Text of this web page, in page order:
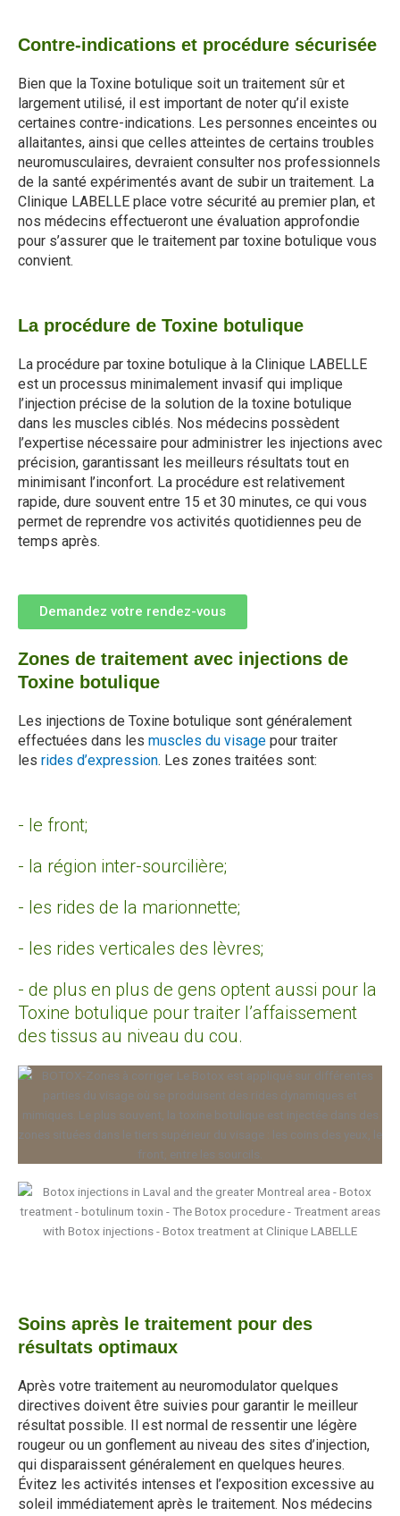
Contre-indications et procédure sécurisée
Bien que la Toxine botulique soit un traitement sûr et
largement utilisé, il est important de noter qu’il existe
certaines contre-indications. Les personnes enceintes ou
allaitantes, ainsi que celles atteintes de certains troubles
neuromusculaires, devraient consulter nos professionnels
de la santé expérimentés avant de subir un traitement. La
Clinique LABELLE place votre sécurité au premier plan, et
nos médecins effectueront une évaluation approfondie
pour s’assurer que le traitement par toxine botulique vous
convient.
La procédure de Toxine botulique
La procédure par toxine botulique à la Clinique LABELLE
est un processus minimalement invasif qui implique
l’injection précise de la solution de la toxine botulique
dans les muscles ciblés. Nos médecins possèdent
l’expertise nécessaire pour administrer les injections avec
précision, garantissant les meilleurs résultats tout en
minimisant l’inconfort. La procédure est relativement
rapide, dure souvent entre 15 et 30 minutes, ce qui vous
permet de reprendre vos activités quotidiennes peu de
temps après.
Demandez votre rendez-vous
Zones de traitement avec injections de
Toxine botulique
Les injections de Toxine botulique sont généralement
effectuées dans les muscles du visage pour traiter
les rides d’expression. Les zones traitées sont:
- le front;
- la région inter-sourcilière;
- les rides de la marionnette;
- les rides verticales des lèvres;
- de plus en plus de gens optent aussi pour la
Toxine botulique pour traiter l’affaissement
des tissus au niveau du cou.
Soins après le traitement pour des
résultats optimaux
Après votre traitement au neuromodulator quelques
directives doivent être suivies pour garantir le meilleur
résultat possible. Il est normal de ressentir une légère
rougeur ou un gonflement au niveau des sites d’injection,
qui disparaissent généralement en quelques heures.
Évitez les activités intenses et l’exposition excessive au
soleil immédiatement après le traitement. Nos médecins